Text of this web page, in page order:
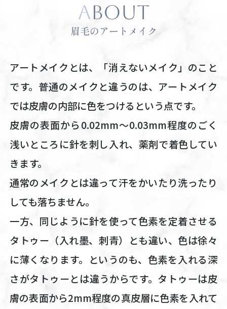
ABOUT
眉毛のアートメイク
アートメイクとは、「消えないメイク」のこと
です。普通のメイクと違うのは、アートメイク
では皮膚の内部に色をつけるという点です。
皮膚の表面から0.02mm～0.03mm程度のごく
浅いところに針を刺し入れ、薬剤で着色してい
きます。
通常のメイクとは違って汗をかいたり洗ったり
しても落ちません。
一方、同じように針を使って色素を定着させる
タトゥー（入れ墨、刺青）とも違い、色は徐々
に薄くなります。というのも、色素を入れる深
さがタトゥーとは違うからです。タトゥーは皮
膚の表面から2mm程度の真皮層に色素を入れて